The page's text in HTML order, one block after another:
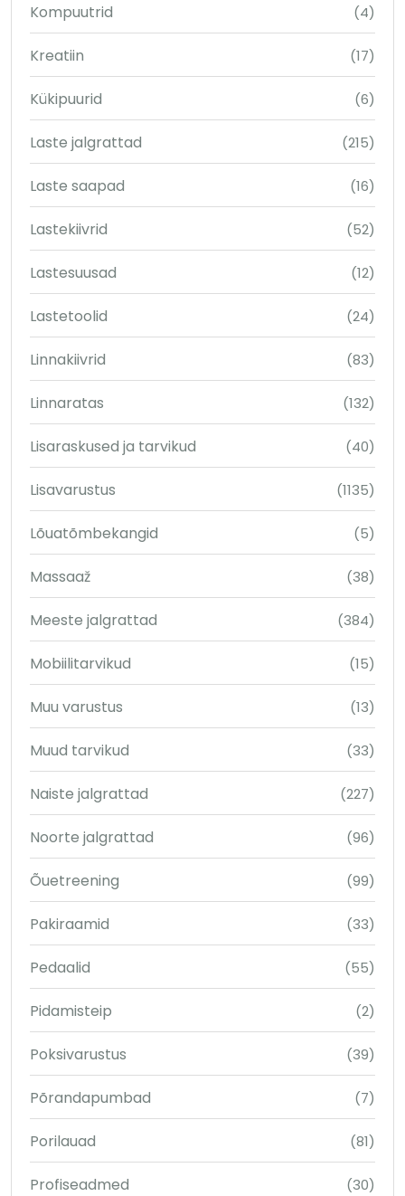
Kompuutrid (4)
Kreatiin (17)
Kükipuurid (6)
Laste jalgrattad (215)
Laste saapad (16)
Lastekiivrid (52)
Lastesuusad (12)
Lastetoolid (24)
Linnakiivrid (83)
Linnaratas (132)
Lisaraskused ja tarvikud (40)
Lisavarustus (1135)
Lõuatõmbekangid (5)
Massaaž (38)
Meeste jalgrattad (384)
Mobiilitarvikud (15)
Muu varustus (13)
Muud tarvikud (33)
Naiste jalgrattad (227)
Noorte jalgrattad (96)
Õuetreening (99)
Pakiraamid (33)
Pedaalid (55)
Pidamisteip (2)
Poksivarustus (39)
Põrandapumbad (7)
Porilauad (81)
Profiseadmed (30)